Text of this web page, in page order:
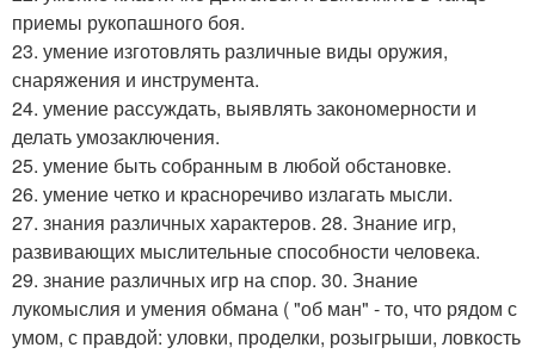
приемы рукопашного боя.
23. умение изготовлять различные виды оружия,
снаряжения и инструмента.
24. умение рассуждать, выявлять закономерности и
делать умозаключения.
25. умение быть собранным в любой обстановке.
26. умение четко и красноречиво излагать мысли.
27. знания различных характеров. 28. Знание игр,
развивающих мыслительные способности человека.
29. знание различных игр на спор. 30. Знание
лукомыслия и умения обмана ( "об ман" - то, что рядом с
умом, с правдой: уловки, проделки, розыгрыши, ловкость